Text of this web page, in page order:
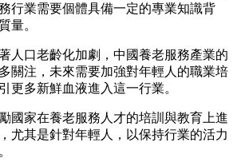
行業需要個體具備一定的專業知識背
量。
著人口老齡化加劇，中國養老服務產業的
關注，未來需要加強對年輕人的職業培
更多新鮮血液進入這一行業。
勵國家在養老服務人才的培訓與教育上進
尤其是針對年輕人，以保持行業的活力